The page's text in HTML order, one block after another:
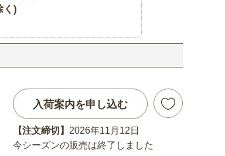
く)
入荷案内を申し込む
【注文締切】 2026年11月12日
今シーズンの販売は終了しました